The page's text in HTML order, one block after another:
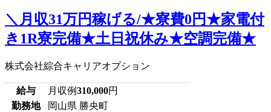
＼月収31万円稼げる/★寮費0円★家電付
き1R寮完備★土日祝休み★空調完備★
株式会社綜合キャリアオプション
給与 月収例310,000円
勤務地
岡山県 勝央町